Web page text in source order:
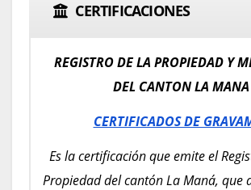
CERTIFICACIONES
REGISTRO DE LA PROPIEDAD Y
DEL CANTON LA MANA
CERTIFICADOS DE
Es la certificación que emite el
Propiedad del cantón La Maná, que